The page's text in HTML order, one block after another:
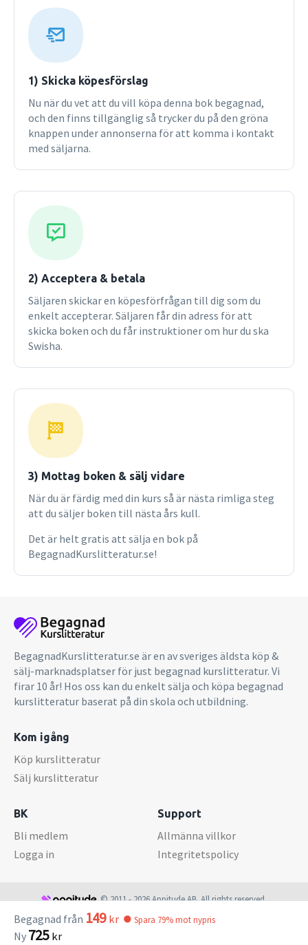
överblick över den senaste tidens utveckling i världen.
Klassiska och moderna teorier behandlas utförligt och
även de mest komplicerade tankarna förklaras på ett
engagerande och pedagogiskt sätt. Denna upplaga
innehåller både ny och uppdaterad information om
migration, religionens återkomst, klimatförändringen och
miljön samt ny mediateknik. Sociologi innehåller allt som
en sociologibok på introduktionsnivå bör göra. Bredden och
omfattningen gör den till ett perfekt verk för
universitetsstudenten som går sin första sociologikurs, och
svenska förhållanden av Thomas Johansson, professor i
pedagogik med inriktning mot barn- och
ungdomsvetenskap, vid Göteborgs universitet.
1) Skicka köpesförslag
Nu när du vet att du vill köpa denna bok begagnad,
och den finns tillgänglig så trycker du på den gröna
knappen under annonserna för att komma i kontakt
med säljarna.
2) Acceptera & betala
Säljaren skickar en köpesförfrågan till dig som du
enkelt accepterar. Säljaren får din adress för att
skicka boken och du får instruktioner om hur du ska
Swisha.
3) Mottag boken & sälj vidare
När du är färdig med din kurs så är nästa rimliga steg
att du säljer boken till nästa års kull.
Det är helt gratis att sälja en bok på
BegagnadKurslitteratur.se!
Begagnad från 149kr Spara 79% mot nypris
Ny 725kr
BegagnadKurslitteratur.se är en av sveriges äldsta köp &
sälj-marknadsplatser för just begagnad kurslitteratur. Vi
firar 10 år! Hos oss kan du enkelt sälja och köpa begagnad
kurslitteratur baserat på din skola och utbildning.
Kom igång
Köp kurslitteratur
Sälj kurslitteratur
BK
Bli medlem
Logga in
Support
Allmänna villkor
Integritetspolicy
© 2011 - 2026 Appitude AB. All rights reserved.